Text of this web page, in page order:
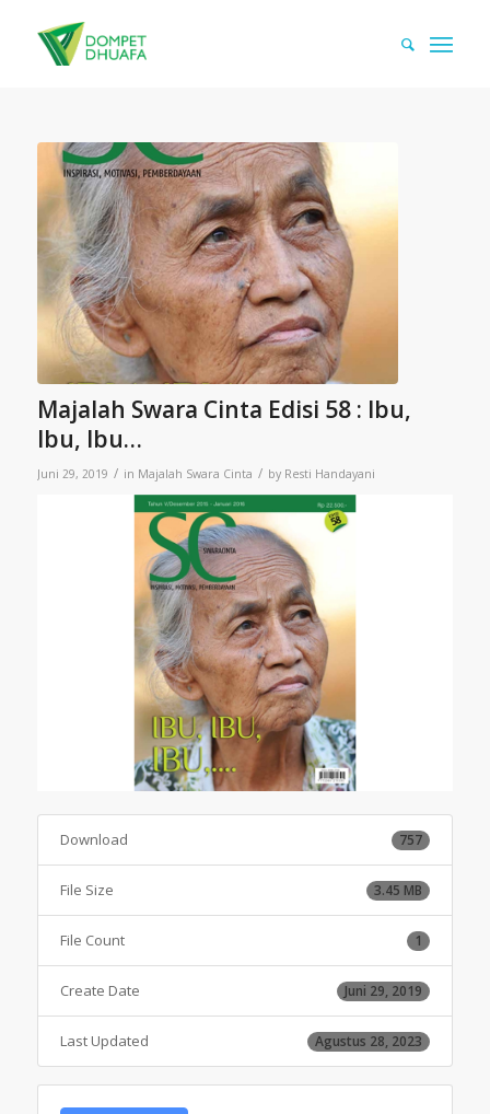
Majalah Swara Cinta Edisi 58 : Ibu,
Ibu, Ibu…
Juni 29, 2019 / in Majalah Swara Cinta / by Resti Handayani
Download 757
File Size 3.45 MB
File Count 1
Create Date Juni 29, 2019
Last Updated Agustus 28, 2023